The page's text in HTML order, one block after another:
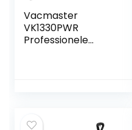
Vacmaster
VK1330PWR
Professionele
en Accessoires |